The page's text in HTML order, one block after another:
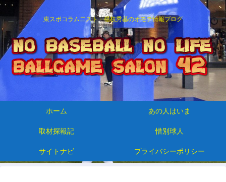
東スポコラム二スト・楊枝秀基のオモテ情報ブログ
ホーム あの人はいま
取材探報記 惜別球人
サイトナビ プライバシーポリシー